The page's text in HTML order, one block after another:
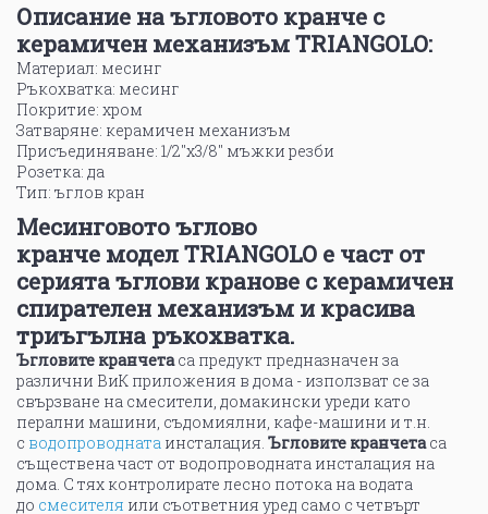
Описание на ъгловoто кранче с
керамичен механизъм TRIANGOLO:
Материал: месинг
Ръкохватка: месинг
Покритие: хром
Затваряне: керамичен механизъм
Присъединяване: 1/2"х3/8" мъжки резби
Розетка: да
Тип: ъглов кран
Месинговото ъглово
кранче модел TRIANGOLO е част от
серията ъглови кранове с керамичен
спирателен механизъм и красива
триъгълна ръкохватка.
Ъгловите кранчетаса предукт предназначен за
различни ВиК приложения в дома - използват се за
свързване на смесители, домакински уреди като
перални машини, съдомиялни, кафе-машини и т.н.
с водопроводната инсталация. Ъгловите кранчетаса
съществена част от водопроводната инсталация на
дома. С тях контролирате лесно потока на водата
до смесителя или съответния уред само с четвърт